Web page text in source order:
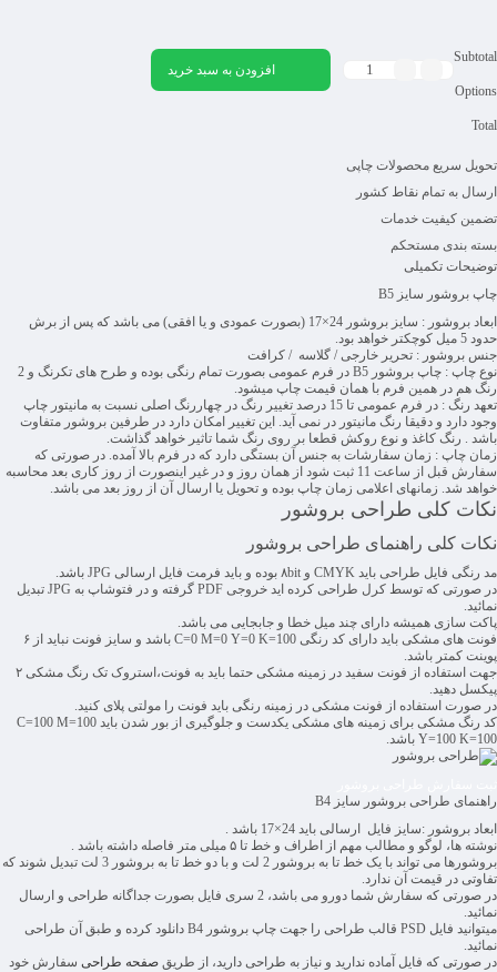
Subtotal
Options
Total
افزودن به سبد خرید
تحویل سریع محصولات چاپی
ارسال به تمام نقاط کشور
تضمین کیفیت خدمات
بسته بندی مستحکم
توضیحات تکمیلی
چاپ بروشور سایز B5
ابعاد بروشور :
سایز بروشور 24×17 (بصورت عمودی و یا افقی) می باشد که پس از برش
حدود 5 میل کوچکتر خواهد بود.
جنس بروشور : تحریر خارجی / گلاسه / کرافت
نوع چاپ :
چاپ بروشور B5 در فرم عمومی بصورت تمام رنگی بوده و طرح های تکرنگ و 2
رنگ هم در همین فرم با همان قیمت چاپ میشود.
تعهد رنگ :
در فرم عمومی تا 15 درصد تغییر رنگ در چهاررنگ اصلی نسبت به مانیتور چاپ
وجود دارد و دقیقا رنگ مانیتور در نمی آید. این تغییر امکان دارد در طرفین بروشور متفاوت
باشد . رنگ کاغذ و نوع روکش قطعا بر روی رنگ شما تاثیر خواهد گذاشت.
زمان چاپ : زمان سفارشات به جنس آن بستگی دارد که در فرم بالا آمده. در صورتی که
سفارش قبل از ساعت 11 ثبت شود از همان روز و در غیر اینصورت از روز کاری بعد محاسبه
خواهد شد. زمانهای اعلامی زمان چاپ بوده و تحویل یا ارسال آن از روز بعد می باشد.
نکات کلی طراحی بروشور
نکات کلی راهنمای طراحی بروشور
مد رنگی فایل طراحی باید CMYK و ۸bit بوده و باید فرمت فایل ارسالی JPG باشد.
در صورتی که توسط کرل طراحی کرده اید خروجی PDF گرفته و در فتوشاپ به JPG تبدیل
نمائید.
پاکت سازی همیشه دارای چند میل خطا و جابجایی می باشد.
فونت های مشکی باید دارای کد رنگی C=0 M=0 Y=0 K=100 باشد و سایز فونت نباید از ۶
پوینت کمتر باشد.
جهت استفاده از فونت سفید در زمینه مشکی حتما باید به فونت،استروک تک رنگ مشکی ۲
پیکسل دهید.
در صورت استفاده از فونت مشکی در زمینه رنگی باید فونت را مولتی پلای کنید.
کد رنگ مشکی برای زمینه های مشکی یکدست و جلوگیری از بور شدن باید C=100 M=100
Y=100 K=100 باشد.
راهنمای طراحی بروشور سایز B4
ابعاد بروشور :سایز فایل ارسالی باید 24×17 باشد .
نوشته ها، لوگو و مطالب مهم از اطراف و خط تا ۵ میلی متر فاصله داشته باشد .
بروشورها می تواند با یک خط تا به بروشور 2 لت و با دو خط تا به بروشور 3 لت تبدیل شوند که
تفاوتی در قیمت آن ندارد.
در صورتی که سفارش شما دورو می باشد، 2 سری فایل بصورت جداگانه طراحی و ارسال
نمائید.
میتوانید فایل PSD قالب طراحی را جهت چاپ بروشور B4 دانلود کرده و طبق آن طراحی
نمائید.
در صورتی که فایل آماده ندارید و نیاز به طراحی دارید، از طریق صفحه طراحی سفارش خود